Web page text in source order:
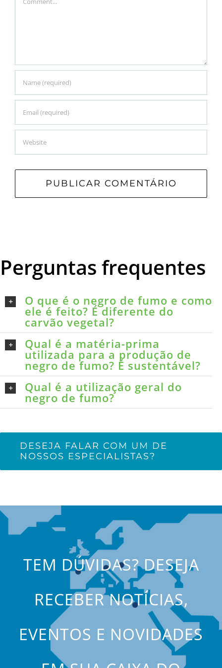
Perguntas frequentes
O que é o negro de fumo e como
ele é feito? É diferente do
carvão vegetal?
Qual é a matéria-prima
utilizada para a produção de
negro de fumo? É sustentável?
Qual é a utilização geral do
negro de fumo?
DESEJA FALAR COM UM DE
NOSSOS ESPECIALISTAS?
TEM DÚVIDAS? DESEJA
RECEBER NOTÍCIAS,
EVENTOS E NOVIDADES